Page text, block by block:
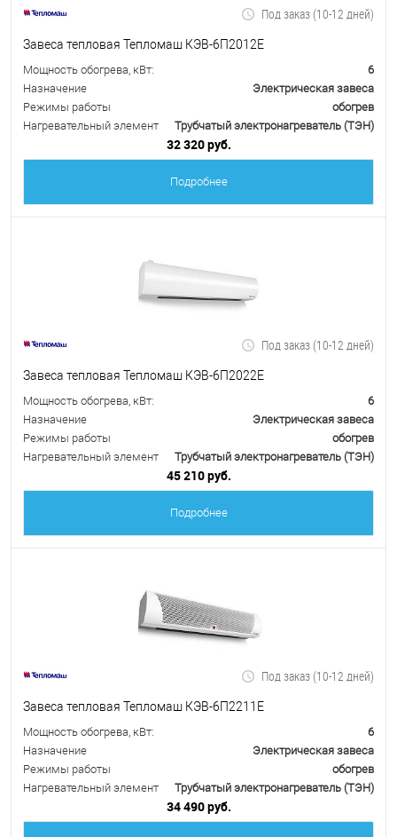
Под заказ (10-12 дней)
Завеса тепловая Тепломаш КЭВ-6П2012Е
Мощность обогрева, кВт:
6
Назначение
Электрическая завеса
Режимы работы
обогрев
Нагревательный элемент
Трубчатый электронагреватель (ТЭН)
32 320 руб.
Подробнее
Под заказ (10-12 дней)
Завеса тепловая Тепломаш КЭВ-6П2022Е
Мощность обогрева, кВт:
6
Назначение
Электрическая завеса
Режимы работы
обогрев
Нагревательный элемент
Трубчатый электронагреватель (ТЭН)
45 210 руб.
Подробнее
Под заказ (10-12 дней)
Завеса тепловая Тепломаш КЭВ-6П2211Е
Мощность обогрева, кВт:
6
Назначение
Электрическая завеса
Режимы работы
обогрев
Нагревательный элемент
Трубчатый электронагреватель (ТЭН)
34 490 руб.